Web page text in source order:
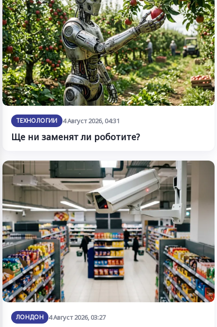
ТЕХНОЛОГИИ 4 Август 2026, 04:31
Ще ни заменят ли роботите?
ЛОНДОН 4 Август 2026, 03:27